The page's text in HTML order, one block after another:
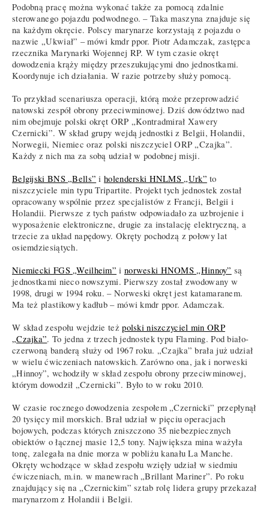
Podobną pracę można wykonać także za pomocą zdalnie
sterowanego pojazdu podwodnego. – Taka maszyna znajduje się
na każdym okręcie. Polscy marynarze korzystają z pojazdu o
nazwie „Ukwiał” – mówi kmdr ppor. Piotr Adamczak, zastępca
rzecznika Marynarki Wojennej RP. W tym czasie okręt
dowodzenia krąży między przeszukującymi dno jednostkami.
Koordynuje ich działania. W razie potrzeby służy pomocą.
To przykład scenariusza operacji, którą może przeprowadzić
natowski zespół obrony przeciwminowej. Dziś dowództwo nad
nim obejmuje polski okręt ORP „Kontradmirał Xawery
Czernicki”. W skład grupy wejdą jednostki z Belgii, Holandii,
Norwegii, Niemiec oraz polski niszczyciel ORP „Czajka”.
Każdy z nich ma za sobą udział w podobnej misji.
Belgijski BNS „Bells” iholenderski HNLMS „Urk” to
niszczyciele min typu Tripartite. Projekt tych jednostek został
opracowany wspólnie przez specjalistów z Francji, Belgii i
Holandii. Pierwsze z tych państw odpowiadało za uzbrojenie i
wyposażenie elektroniczne, drugie za instalację elektryczną, a
trzecie za układ napędowy. Okręty pochodzą z połowy lat
osiemdziesiątych.
Niemiecki FGS „Weilheim” i norweski HNOMS „Hinnoy” są
jednostkami nieco nowszymi. Pierwszy został zwodowany w
1998, drugi w 1994 roku. – Norweski okręt jest katamaranem.
Ma też plastikowy kadłub – mówi kmdr ppor. Adamczak.
W skład zespołu wejdzie teżpolski niszczyciel min ORP
„Czajka”. To jedna z trzech jednostek typu Flaming. Pod biało-
czerwoną banderą służy od 1967 roku. „Czajka” brała już udział
w wielu ćwiczeniach natowskich. Zarówno ona, jak i norweski
„Hinnoy”, wchodziły w skład zespołu obrony przeciwminowej,
którym dowodził „Czernicki”. Było to w roku 2010.
W czasie rocznego dowodzenia zespołem „Czernicki” przepłynął
20 tysięcy mil morskich. Brał udział w pięciu operacjach
bojowych, podczas których zniszczono 35 niebezpiecznych
obiektów o łącznej masie 12,5 tony. Największa mina ważyła
tonę, zalegała na dnie morza w pobliżu kanału La Manche.
Okręty wchodzące w skład zespołu wzięły udział w siedmiu
ćwiczeniach, m.in. w manewrach „Brillant Mariner”. Po roku
znajdujący się na „Czernickim” sztab rolę lidera grupy przekazał
marynarzom z Holandii i Belgii.